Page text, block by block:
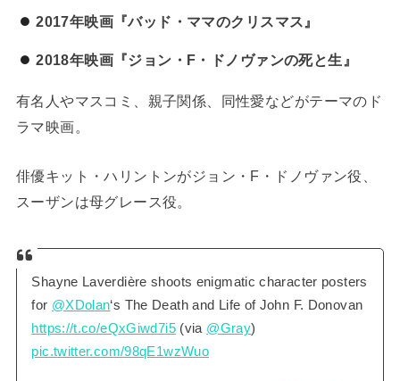
2017年映画『バッド・ママのクリスマス』
2018年映画『ジョン・F・ドノヴァンの死と生』
有名人やマスコミ、親子関係、同性愛などがテーマのド
ラマ映画。
俳優キット・ハリントンがジョン・F・ドノヴァン役、
スーザンは母グレース役。
Shayne Laverdière shoots enigmatic character posters
for @XDolan‘s The Death and Life of John F. Donovan
https://t.co/eQxGiwd7i5(via @Gray)
pic.twitter.com/98qE1wzWuo